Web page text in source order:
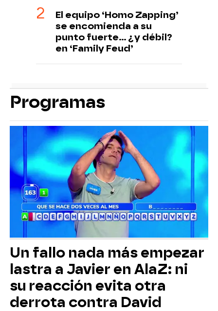
El equipo ‘Homo Zapping’
se encomienda a su
punto fuerte… ¿y débil?
en ‘Family Feud’
Programas
Un fallo nada más empezar
lastra a Javier en AlaZ: ni
su reacción evita otra
derrota contra David